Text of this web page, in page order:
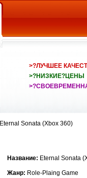
>?ЛУЧШЕЕ
>?НИЗКИЕ?ЦЕНЫ
Eternal Sonata (Xbox 360)
Название: Eternal Sonata
Жанр: Role-Plaing Game